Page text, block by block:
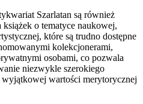
Szarlatan są również
książek o tematyce naukowej,
które są trudno dostępne
kolekcjonerami,
osobami, co pozwala
niezwykle szerokiego
wartości merytorycznej